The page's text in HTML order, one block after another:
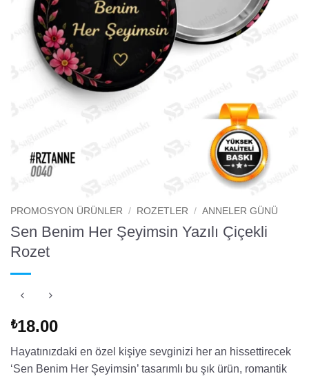
PROMOSYON ÜRÜNLER / ROZETLER / ANNELER GÜNÜ
Sen Benim Her Şeyimsin Yazılı Çiçekli
Rozet
₺18.00
Hayatınızdaki en özel kişiye sevginizi her an hissettirecek
‘Sen Benim Her Şeyimsin’ tasarımlı bu şık ürün, romantik